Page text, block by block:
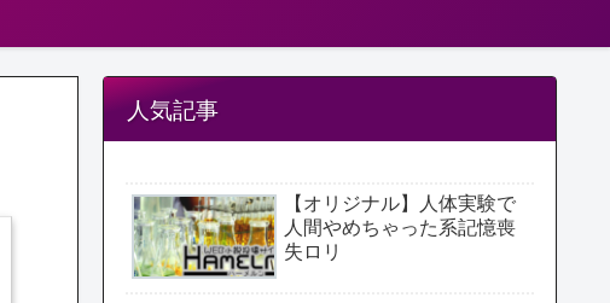
人気記事
【オリジナル】人体実験で
人間やめちゃった系記憶喪
失ロリ